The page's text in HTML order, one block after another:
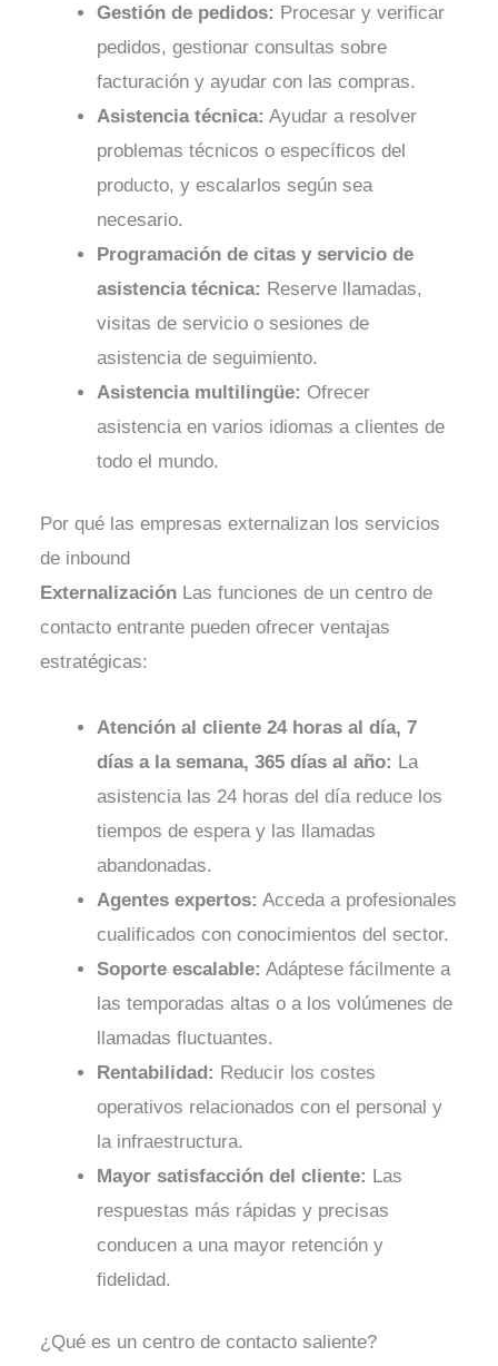
Gestión de pedidos: Procesar y verificar
pedidos, gestionar consultas sobre
facturación y ayudar con las compras.
Asistencia técnica: Ayudar a resolver
problemas técnicos o específicos del
producto, y escalarlos según sea
necesario.
Programación de citas y servicio de
asistencia técnica: Reserve llamadas,
visitas de servicio o sesiones de
asistencia de seguimiento.
Asistencia multilingüe: Ofrecer
asistencia en varios idiomas a clientes de
todo el mundo.
Por qué las empresas externalizan los servicios
de inbound
Externalización Las funciones de un centro de
contacto entrante pueden ofrecer ventajas
estratégicas:
Atención al cliente 24 horas al día, 7
días a la semana, 365 días al año: La
asistencia las 24 horas del día reduce los
tiempos de espera y las llamadas
abandonadas.
Agentes expertos: Acceda a profesionales
cualificados con conocimientos del sector.
Soporte escalable: Adáptese fácilmente a
las temporadas altas o a los volúmenes de
llamadas fluctuantes.
Rentabilidad: Reducir los costes
operativos relacionados con el personal y
la infraestructura.
Mayor satisfacción del cliente: Las
respuestas más rápidas y precisas
conducen a una mayor retención y
fidelidad.
¿Qué es un centro de contacto saliente?